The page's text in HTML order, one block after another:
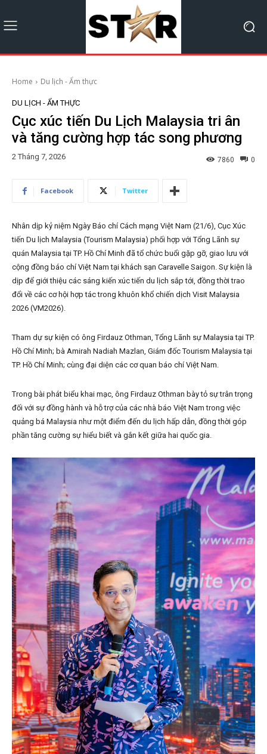
Home Du lịch - Ẩm thực
DU LỊCH - ẨM THỰC
Cục xúc tiến Du Lịch Malaysia tri ân
và tăng cường hợp tác song phương
2 Tháng 7, 2026 0
7860
Facebook Twitter
Nhân dịp kỷ niệm Ngày Báo chí Cách mạng Việt Nam (21/6), Cục Xúc
tiến Du lịch Malaysia (Tourism Malaysia) phối hợp với Tổng Lãnh sự
quán Malaysia tại TP. Hồ Chí Minh đã tổ chức buổi gặp gỡ, giao lưu với
cộng đồng báo chí Việt Nam tại khách sạn Caravelle Saigon. Sự kiện là
dịp để giới thiệu các sáng kiến xúc tiến du lịch sắp tới, đồng thời trao
đổi về các cơ hội hợp tác trong khuôn khổ chiến dịch Visit Malaysia
2026 (VM2026).
Tham dự sự kiện có ông Firdauz Othman, Tổng Lãnh sự Malaysia tại TP.
Hồ Chí Minh; bà Amirah Nadiah Mazlan, Giám đốc Tourism Malaysia tại
TP. Hồ Chí Minh; cùng đại diện các cơ quan báo chí Việt Nam.
Trong bài phát biểu khai mạc, ông Firdauz Othman bày tỏ sự trân trọng
đối với sự đồng hành và hỗ trợ của các nhà báo Việt Nam trong việc
quảng bá Malaysia như một điểm đến du lịch hấp dẫn, đồng thời góp
phần tăng cường sự hiểu biết và gắn kết giữa hai quốc gia.